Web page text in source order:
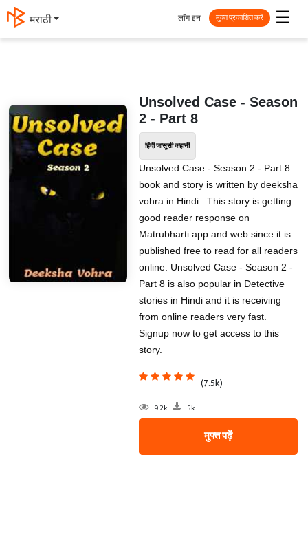
मराठी ☰
लॉग इन मुक्त प्रकाशित करें
Unsolved Case - Season
2 - Part 8
हिंदी जासूसी कहानी
Unsolved Case - Season 2 - Part 8
book and story is written by deeksha
vohra in Hindi . This story is getting
good reader response on
Matrubharti app and web since it is
published free to read for all readers
online. Unsolved Case - Season 2 -
Part 8 is also popular in Detective
stories in Hindi and it is receiving
from online readers very fast.
Signup now to get access to this
story.
(7.5k)
9.2k 5k
मुफ्त पढ़ें